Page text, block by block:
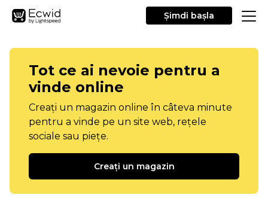
Şimdi başla
Tot ce ai nevoie pentru a
vinde online
Creați un magazin online în câteva minute
pentru a vinde pe un site web, rețele
sociale sau piețe.
Creați un magazin